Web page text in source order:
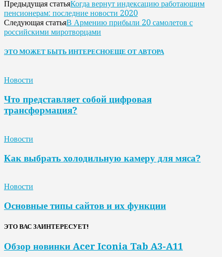
Предыдущая статьяКогда вернут индексацию работающим
пенсионерам: последние новости 2020
Следующая статьяВ Армению прибыли 20 самолетов с
российскими миротворцами
ЭТО МОЖЕТ БЫТЬ ИНТЕРЕСНОЕЩЕ ОТ АВТОРА
Новости
Что представляет собой цифровая
трансформация?
Новости
Как выбрать холодильную камеру для мяса?
Новости
Основные типы сайтов и их функции
ЭТО ВАС ЗАИНТЕРЕСУЕТ!
Обзор новинки Acer Iconia Tab A3-A11